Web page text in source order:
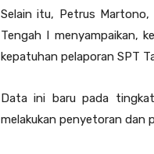
Selain itu, Petrus Martono,
Tengah I menyampaikan,
kepatuhan pelaporan SPT
Data ini baru pada
melakukan penyetoran dan